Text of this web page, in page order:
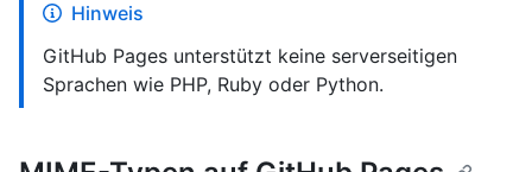
Hinweis
GitHub Pages unterstützt keine serverseitigen
Sprachen wie PHP, Ruby oder Python.